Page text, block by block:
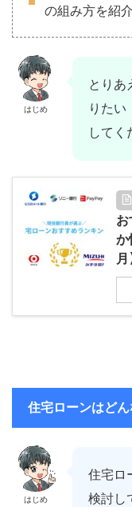
の組み方を紹
はじめ
とりあ
りたい
してく
お
か
月
住宅ローンはど
はじめ
住宅ロ
検討し